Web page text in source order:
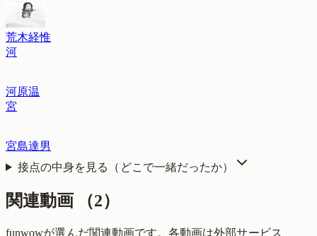
荒木経惟
河
河原温
宮
宮島達男
接点の中身を見る（どこで一緒だったか）
関連動画 （2）
funwowが選んだ関連動画です。各動画は外部サービス